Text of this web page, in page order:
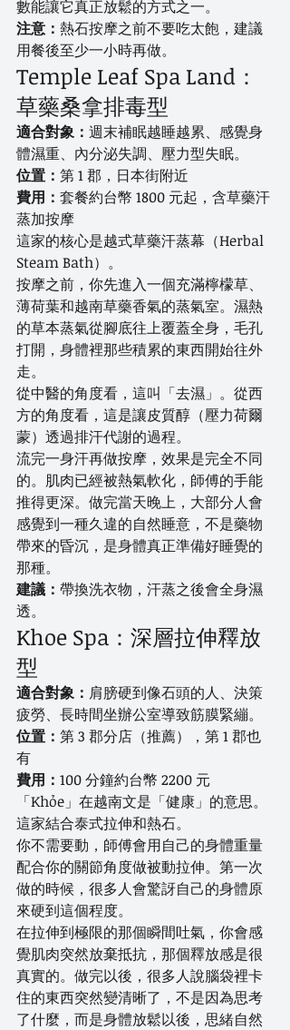
數能讓它真正放鬆的方式之一。
注意： 熱石按摩之前不要吃太飽，建議
用餐後至少一小時再做。
Temple Leaf Spa Land：
草藥桑拿排毒型
適合對象： 週末補眠越睡越累、感覺身
體濕重、內分泌失調、壓力型失眠。
位置： 第 1 郡，日本街附近
費用： 套餐約台幣 1800 元起，含草藥汗
蒸加按摩
這家的核心是越式草藥汗蒸幕（Herbal
Steam Bath）。
按摩之前，你先進入一個充滿檸檬草、
薄荷葉和越南草藥香氣的蒸氣室。濕熱
的草本蒸氣從腳底往上覆蓋全身，毛孔
打開，身體裡那些積累的東西開始往外
走。
從中醫的角度看，這叫「去濕」。從西
方的角度看，這是讓皮質醇（壓力荷爾
蒙）透過排汗代謝的過程。
流完一身汗再做按摩，效果是完全不同
的。肌肉已經被熱氣軟化，師傅的手能
推得更深。做完當天晚上，大部分人會
感覺到一種久違的自然睡意，不是藥物
帶來的昏沉，是身體真正準備好睡覺的
那種。
建議： 帶換洗衣物，汗蒸之後會全身濕
透。
Khoe Spa：深層拉伸釋放
型
適合對象： 肩膀硬到像石頭的人、決策
疲勞、長時間坐辦公室導致筋膜緊繃。
位置： 第 3 郡分店（推薦），第 1 郡也
有
費用： 100 分鐘約台幣 2200 元
「Khỏe」在越南文是「健康」的意思。
這家結合泰式拉伸和熱石。
你不需要動，師傅會用自己的身體重量
配合你的關節角度做被動拉伸。第一次
做的時候，很多人會驚訝自己的身體原
來硬到這個程度。
在拉伸到極限的那個瞬間吐氣，你會感
覺肌肉突然放棄抵抗，那個釋放感是很
真實的。做完以後，很多人說腦袋裡卡
住的東西突然變清晰了，不是因為思考
了什麼，而是身體放鬆以後，思緒自然